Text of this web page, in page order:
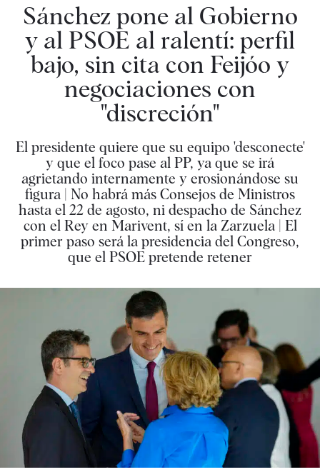
Sánchez pone al Gobierno
y al PSOE al ralentí: perfil
bajo, sin cita con Feijóo y
negociaciones con
"discreción"
El presidente quiere que su equipo 'desconecte'
y que el foco pase al PP, ya que se irá
agrietando internamente y erosionándose su
figura | No habrá más Consejos de Ministros
hasta el 22 de agosto, ni despacho de Sánchez
con el Rey en Marivent, sí en la Zarzuela | El
primer paso será la presidencia del Congreso,
que el PSOE pretende retener